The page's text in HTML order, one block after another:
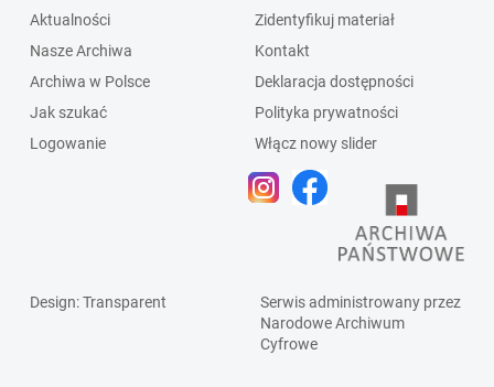
Aktualności
Nasze Archiwa
Archiwa w Polsce
Jak szukać
Logowanie
Zidentyfikuj materiał
Kontakt
Deklaracja dostępności
Polityka prywatności
Włącz nowy slider
Design: Transparent
Serwis administrowany przez
Narodowe Archiwum
Cyfrowe